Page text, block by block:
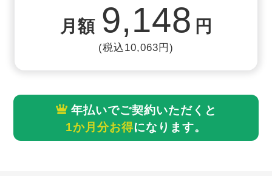
月額 9,148 円
(税込10,063円)
年払いでご契約いただくと
1か月分お得になります。